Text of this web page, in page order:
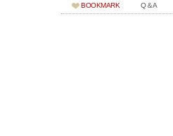
BOOKMARK Q＆A